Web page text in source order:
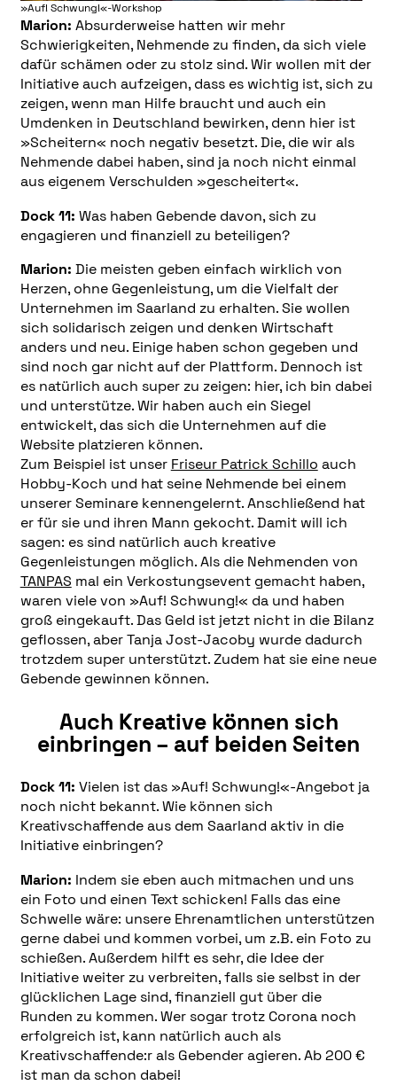
»Auf! Schwung!«-Workshop
Marion: Absurderweise hatten wir mehr
Schwierigkeiten, Nehmende zu finden, da sich viele
dafür schämen oder zu stolz sind. Wir wollen mit der
Initiative auch aufzeigen, dass es wichtig ist, sich zu
zeigen, wenn man Hilfe braucht und auch ein
Umdenken in Deutschland bewirken, denn hier ist
»Scheitern« noch negativ besetzt. Die, die wir als
Nehmende dabei haben, sind ja noch nicht einmal
aus eigenem Verschulden »gescheitert«.
Dock 11: Was haben Gebende davon, sich zu
engagieren und finanziell zu beteiligen?
Marion: Die meisten geben einfach wirklich von
Herzen, ohne Gegenleistung, um die Vielfalt der
Unternehmen im Saarland zu erhalten. Sie wollen
sich solidarisch zeigen und denken Wirtschaft
anders und neu. Einige haben schon gegeben und
sind noch gar nicht auf der Plattform. Dennoch ist
es natürlich auch super zu zeigen: hier, ich bin dabei
und unterstütze. Wir haben auch ein Siegel
entwickelt, das sich die Unternehmen auf die
Website platzieren können.
Zum Beispiel ist unser Friseur Patrick Schillo auch
Hobby-Koch und hat seine Nehmende bei einem
unserer Seminare kennengelernt. Anschließend hat
er für sie und ihren Mann gekocht. Damit will ich
sagen: es sind natürlich auch kreative
Gegenleistungen möglich. Als die Nehmenden von
TANPAS mal ein Verkostungsevent gemacht haben,
waren viele von »Auf! Schwung!« da und haben
groß eingekauft. Das Geld ist jetzt nicht in die Bilanz
geflossen, aber Tanja Jost-Jacoby wurde dadurch
trotzdem super unterstützt. Zudem hat sie eine neue
Gebende gewinnen können.
Auch Kreative können sich
einbringen – auf beiden Seiten
Dock 11: Vielen ist das »Auf! Schwung!«-Angebot ja
noch nicht bekannt. Wie können sich
Kreativschaffende aus dem Saarland aktiv in die
Initiative einbringen?
Marion: Indem sie eben auch mitmachen und uns
ein Foto und einen Text schicken! Falls das eine
Schwelle wäre: unsere Ehrenamtlichen unterstützen
gerne dabei und kommen vorbei, um z.B. ein Foto zu
schießen. Außerdem hilft es sehr, die Idee der
Initiative weiter zu verbreiten, falls sie selbst in der
glücklichen Lage sind, finanziell gut über die
Runden zu kommen. Wer sogar trotz Corona noch
erfolgreich ist, kann natürlich auch als
Kreativschaffende:r als Gebender agieren. Ab 200 €
ist man da schon dabei!